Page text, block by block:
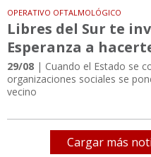
OPERATIVO OFTALMOLÓGICO
Libres del Sur te
Esperanza a
29/08 | Cuando el Estado se
organizaciones sociales se
vecino
Cargar más